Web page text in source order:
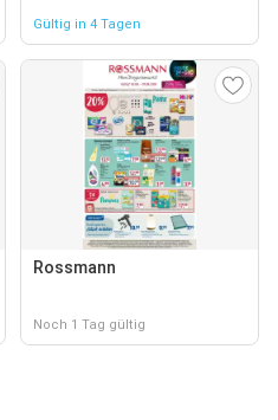
Gültig in 4 Tagen
Rossmann
Noch 1 Tag gültig